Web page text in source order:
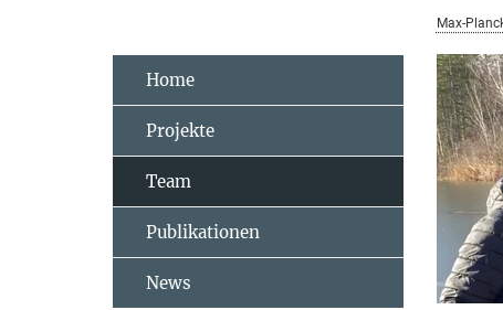
Max-
Home
Projekte
Team
Publikationen
News